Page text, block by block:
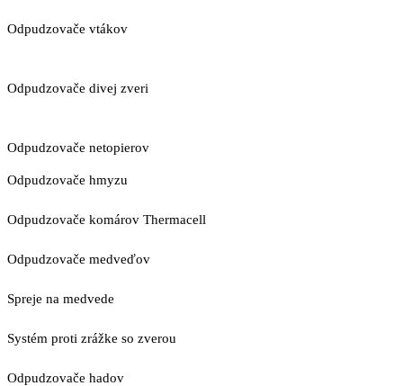
Odpudzovače vtákov
Odpudzovače divej zveri
Odpudzovače netopierov
Odpudzovače hmyzu
Odpudzovače komárov Thermacell
Odpudzovače medveďov
Spreje na medvede
Systém proti zrážke so zverou
Odpudzovače hadov